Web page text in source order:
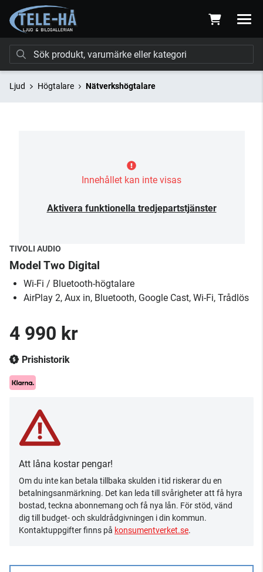
Ljud Högtalare Nätverkshögtalare
Innehållet kan inte visas
Aktivera funktionella tredjepartstjänster
TIVOLI AUDIO
Model Two Digital
Wi-Fi / Bluetooth-högtalare
AirPlay 2, Aux in, Bluetooth, Google Cast, Wi-Fi, Trådlös
4 990 kr
Prishistorik
Att låna kostar pengar!
Om du inte kan betala tillbaka skulden i tid riskerar du en
betalningsanmärkning. Det kan leda till svårigheter att få hyra
bostad, teckna abonnemang och få nya lån. För stöd, vänd
dig till budget- och skuldrådgivningen i din kommun.
Kontaktuppgifter finns på konsumentverket.se.